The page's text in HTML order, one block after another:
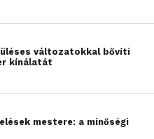
Technokratafőoldalán!
üléses változatokkal bővíti
kínálatát
mestere: a minőségi